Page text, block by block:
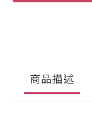
商品描述